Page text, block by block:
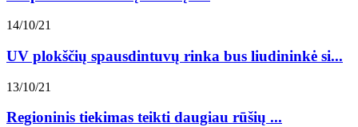
14/10/21
UV plokščių spausdintuvų rinka bus liudininkė si...
13/10/21
Regioninis tiekimas teikti daugiau rūšių ...